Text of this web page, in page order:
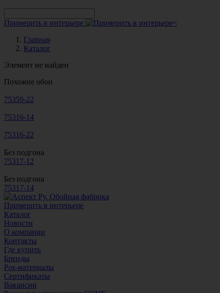
Примерить в интерьере
Главная
Каталог
Элемент не найден
Похожие обои
75359-22
75316-14
75316-22
Без подгона
75317-12
Без подгона
75317-14
Примерить в интерьере
Каталог
Новости
О компании
Контакты
Где купить
Бренды
Pos-материалы
Сертификаты
Вакансии